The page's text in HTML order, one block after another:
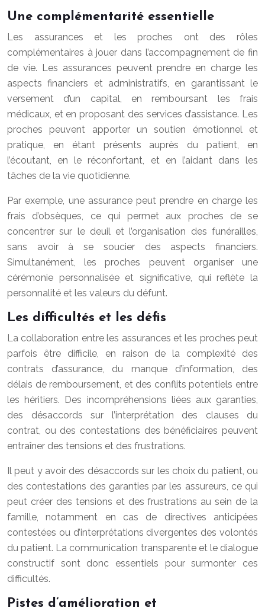
Une complémentarité essentielle
Les assurances et les proches ont des rôles
complémentaires à jouer dans l’accompagnement de fin
de vie. Les assurances peuvent prendre en charge les
aspects financiers et administratifs, en garantissant le
versement d’un capital, en remboursant les frais
médicaux, et en proposant des services d’assistance. Les
proches peuvent apporter un soutien émotionnel et
pratique, en étant présents auprès du patient, en
l’écoutant, en le réconfortant, et en l’aidant dans les
tâches de la vie quotidienne.
Par exemple, une assurance peut prendre en charge les
frais d’obsèques, ce qui permet aux proches de se
concentrer sur le deuil et l’organisation des funérailles,
sans avoir à se soucier des aspects financiers.
Simultanément, les proches peuvent organiser une
cérémonie personnalisée et significative, qui reflète la
personnalité et les valeurs du défunt.
Les difficultés et les défis
La collaboration entre les assurances et les proches peut
parfois être difficile, en raison de la complexité des
contrats d’assurance, du manque d’information, des
délais de remboursement, et des conflits potentiels entre
les héritiers. Des incompréhensions liées aux garanties,
des désaccords sur l’interprétation des clauses du
contrat, ou des contestations des bénéficiaires peuvent
entraîner des tensions et des frustrations.
Il peut y avoir des désaccords sur les choix du patient, ou
des contestations des garanties par les assureurs, ce qui
peut créer des tensions et des frustrations au sein de la
famille, notamment en cas de directives anticipées
contestées ou d’interprétations divergentes des volontés
du patient. La communication transparente et le dialogue
constructif sont donc essentiels pour surmonter ces
difficultés.
Pistes d’amélioration et